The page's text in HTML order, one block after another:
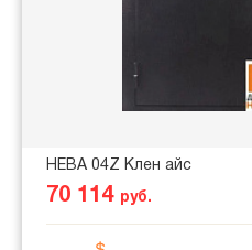
НЕВА 04Z Клен айс
70 114 руб.